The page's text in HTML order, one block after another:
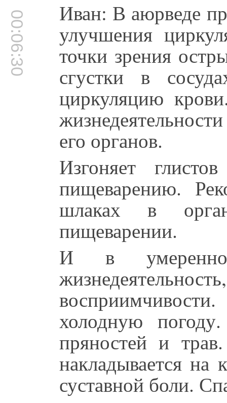
00:06:30 Иван: В аюрведе
улучшения
точки зрения
сгустки в
циркуляцию
его органов.
Изгоняет
пищеварению.
шлаках в
пищеварении.
И в
холодную
пряностей и
накладывается
суставной боли.